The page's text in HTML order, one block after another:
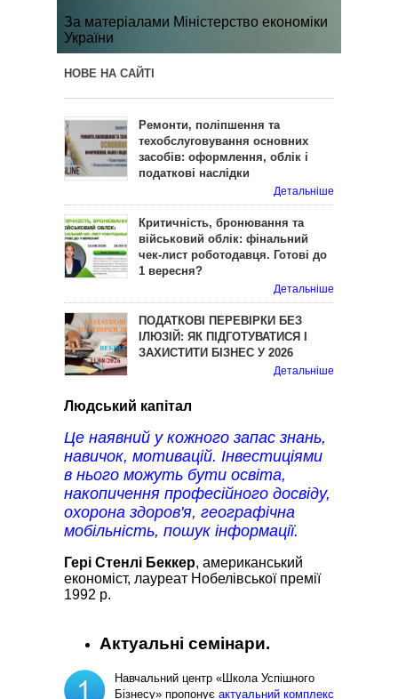
За матеріалами Міністерство економіки
України
НОВЕ НА САЙТІ
Ремонти, поліпшення та
техобслуговування основних
засобів: оформлення, облік і
податкові наслідки
Детальніше
Критичність, бронювання та
військовий облік: фінальний
чек-лист роботодавця. Готові до
1 вересня?
Детальніше
ПОДАТКОВІ ПЕРЕВІРКИ БЕЗ
ІЛЮЗІЙ: ЯК ПІДГОТУВАТИСЯ І
ЗАХИСТИТИ БІЗНЕС У 2026
Детальніше
Людський капітал
Це наявний у кожного запас знань,
навичок, мотивацій. Інвестиціями
в нього можуть бути освіта,
накопичення професійного досвіду,
охорона здоров'я, географічна
мобільність, пошук інформації.
Гері Стенлі Беккер, американський
економіст, лауреат Нобелівської премії
1992 р.
Актуальні семінари.
Навчальний центр «Школа Успішного
Бізнесу» пропонує актуальний комплекс